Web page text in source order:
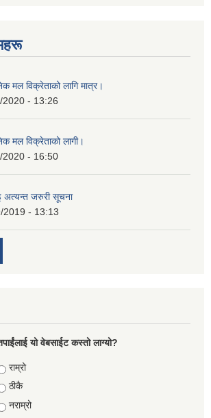
मल विक्रेताको लागि मात्र।
2020 - 13:26
मल विक्रेताको लागी।
2020 - 16:50
अत्यन्त जरुरी सूचना
2019 - 13:13
यो वेबसाईट कस्तो लाग्यो?
राम्रो
ठीकै
नराम्रो